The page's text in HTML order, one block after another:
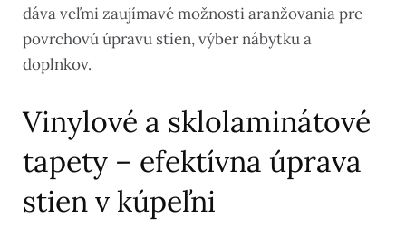
dáva veľmi zaujímavé možnosti aranžovania pre
povrchovú úpravu stien, výber nábytku a
doplnkov.
Vinylové a sklolaminátové
tapety – efektívna úprava
stien v kúpeľni